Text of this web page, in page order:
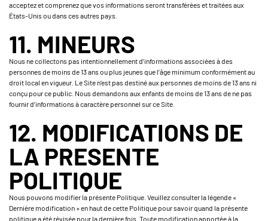
acceptez et comprenez que vos informations seront transférées et traitées aux
États-Unis ou dans ces autres pays.
11. MINEURS
Nous ne collectons pas intentionnellement d’informations associées à des
personnes de moins de 13 ans ou plus jeunes que l’âge minimum conformément au
droit local en vigueur. Le Site n’est pas destiné aux personnes de moins de 13 ans ni
conçu pour ce public. Nous demandons aux enfants de moins de 13 ans de ne pas
fournir d’informations à caractère personnel sur ce Site.
12. MODIFICATIONS DE
LA PRESENTE
POLITIQUE
Nous pouvons modifier la présente Politique. Veuillez consulter la légende «
Dernière modification » en haut de cette Politique pour savoir quand la présente
politique a été révisée pour la dernière fois. Toute modification apportée à la